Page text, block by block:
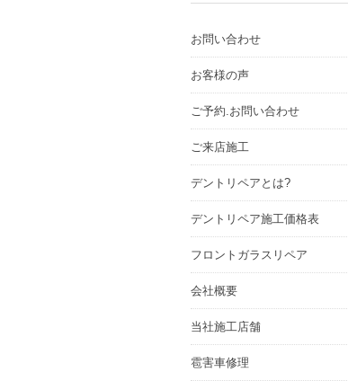
お問い合わせ
お客様の声
ご予約.お問い合わせ
ご来店施工
デントリペアとは?
デントリペア施工価格表
フロントガラスリペア
会社概要
当社施工店舗
雹害車修理